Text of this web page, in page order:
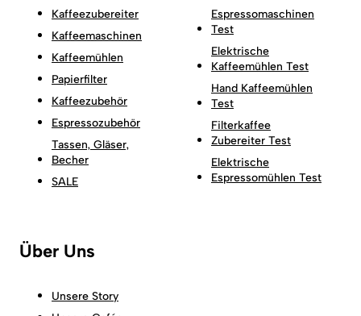
Kaffeezubereiter
Kaffeemaschinen
Kaffeemühlen
Papierfilter
Kaffeezubehör
Espressozubehör
Tassen, Gläser,
Becher
SALE
Espressomaschinen
Test
Elektrische
Kaffeemühlen Test
Hand Kaffeemühlen
Test
Filterkaffee
Zubereiter Test
Elektrische
Espressomühlen Test
Über Uns
Unsere Story